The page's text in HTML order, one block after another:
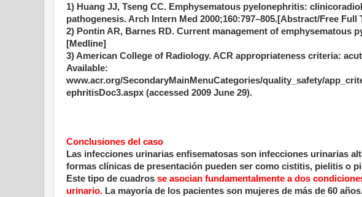
1) Huang JJ, Tseng CC. Emphysematous pyelonephritis:
pathogenesis. Arch Intern Med 2000;160:797–805.[Abstract/Free Full
2) Pontin AR, Barnes RD. Current management of emphysematous
[Medline]
3) American College of Radiology. ACR appropriateness criteria:
Available:
www.acr.org/SecondaryMainMenuCategories/quality_safety/
ephritisDoc3.aspx (accessed 2009 June 29).
Conclusiones del caso
Las infecciones urinarias enfisematosas son infecciones urinarias
formas clínicas de presentación pueden ser como cistitis, pielitis o
Este tipo de cuadros se asocian fundamentalmente a dos
urinario. La mayoría de los pacientes son mujeres de más de 60